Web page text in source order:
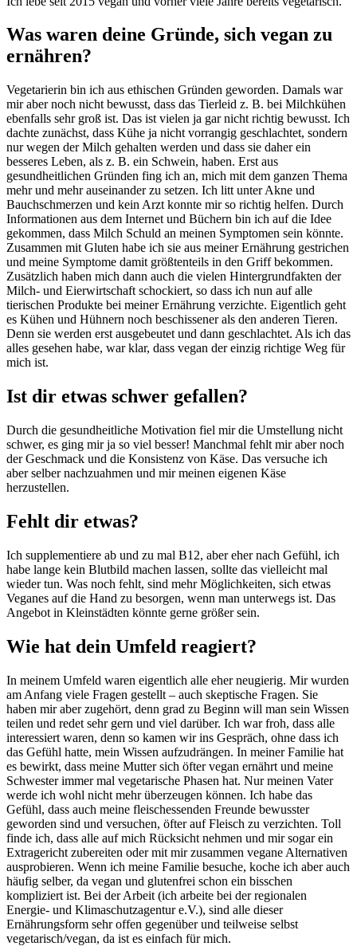
Was waren deine Gründe, sich vegan zu
ernähren?
Vegetarierin bin ich aus ethischen Gründen geworden. Damals war
mir aber noch nicht bewusst, dass das Tierleid z. B. bei Milchkühen
ebenfalls sehr groß ist. Das ist vielen ja gar nicht richtig bewusst. Ich
dachte zunächst, dass Kühe ja nicht vorrangig geschlachtet, sondern
nur wegen der Milch gehalten werden und dass sie daher ein
besseres Leben, als z. B. ein Schwein, haben. Erst aus
gesundheitlichen Gründen fing ich an, mich mit dem ganzen Thema
mehr und mehr auseinander zu setzen. Ich litt unter Akne und
Bauchschmerzen und kein Arzt konnte mir so richtig helfen. Durch
Informationen aus dem Internet und Büchern bin ich auf die Idee
gekommen, dass Milch Schuld an meinen Symptomen sein könnte.
Zusammen mit Gluten habe ich sie aus meiner Ernährung gestrichen
und meine Symptome damit größtenteils in den Griff bekommen.
Zusätzlich haben mich dann auch die vielen Hintergrundfakten der
Milch- und Eierwirtschaft schockiert, so dass ich nun auf alle
tierischen Produkte bei meiner Ernährung verzichte. Eigentlich geht
es Kühen und Hühnern noch beschissener als den anderen Tieren.
Denn sie werden erst ausgebeutet und dann geschlachtet. Als ich das
alles gesehen habe, war klar, dass vegan der einzig richtige Weg für
mich ist.
Ist dir etwas schwer gefallen?
Durch die gesundheitliche Motivation fiel mir die Umstellung nicht
schwer, es ging mir ja so viel besser! Manchmal fehlt mir aber noch
der Geschmack und die Konsistenz von Käse. Das versuche ich
aber selber nachzuahmen und mir meinen eigenen Käse
herzustellen.
Fehlt dir etwas?
Ich supplementiere ab und zu mal B12, aber eher nach Gefühl, ich
habe lange kein Blutbild machen lassen, sollte das vielleicht mal
wieder tun. Was noch fehlt, sind mehr Möglichkeiten, sich etwas
Veganes auf die Hand zu besorgen, wenn man unterwegs ist. Das
Angebot in Kleinstädten könnte gerne größer sein.
Wie hat dein Umfeld reagiert?
In meinem Umfeld waren eigentlich alle eher neugierig. Mir wurden
am Anfang viele Fragen gestellt – auch skeptische Fragen. Sie
haben mir aber zugehört, denn grad zu Beginn will man sein Wissen
teilen und redet sehr gern und viel darüber. Ich war froh, dass alle
interessiert waren, denn so kamen wir ins Gespräch, ohne dass ich
das Gefühl hatte, mein Wissen aufzudrängen. In meiner Familie hat
es bewirkt, dass meine Mutter sich öfter vegan ernährt und meine
Schwester immer mal vegetarische Phasen hat. Nur meinen Vater
werde ich wohl nicht mehr überzeugen können. Ich habe das
Gefühl, dass auch meine fleischessenden Freunde bewusster
geworden sind und versuchen, öfter auf Fleisch zu verzichten. Toll
finde ich, dass alle auf mich Rücksicht nehmen und mir sogar ein
Extragericht zubereiten oder mit mir zusammen vegane Alternativen
ausprobieren. Wenn ich meine Familie besuche, koche ich aber auch
häufig selber, da vegan und glutenfrei schon ein bisschen
kompliziert ist. Bei der Arbeit (ich arbeite bei der regionalen
Energie- und Klimaschutzagentur e.V.), sind alle dieser
Ernährungsform sehr offen gegenüber und teilweise selbst
vegetarisch/vegan, da ist es einfach für mich.